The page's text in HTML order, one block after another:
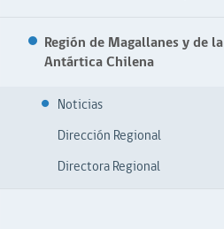
Región de Magallanes y de la
Antártica Chilena
Noticias
Dirección Regional
Directora Regional